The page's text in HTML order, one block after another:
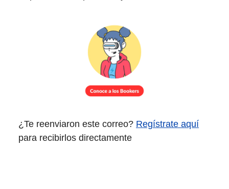
¿Te reenviaron este correo? Regístrate aquí
para recibirlos directamente